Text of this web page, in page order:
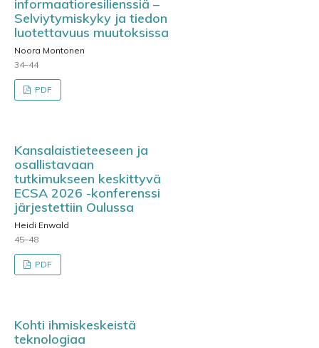
informaatioresilienssiä –
Selviytymiskyky ja tiedon
luotettavuus muutoksissa
Noora Montonen
34–44
PDF
Kansalaistieteeseen ja
osallistavaan
tutkimukseen keskittyvä
ECSA 2026 -konferenssi
järjestettiin Oulussa
Heidi Enwald
45–48
PDF
Kohti ihmiskeskeistä
teknologiaa